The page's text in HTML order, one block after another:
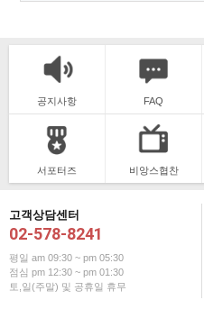
공지사항 FAQ
서포터즈 비앙스협찬
고객상담센터
02-578-8241
평일 am 09:30 ~ pm 05:30
점심 pm 12:30 ~ pm 01:30
토,일(주말) 및 공휴일 휴무